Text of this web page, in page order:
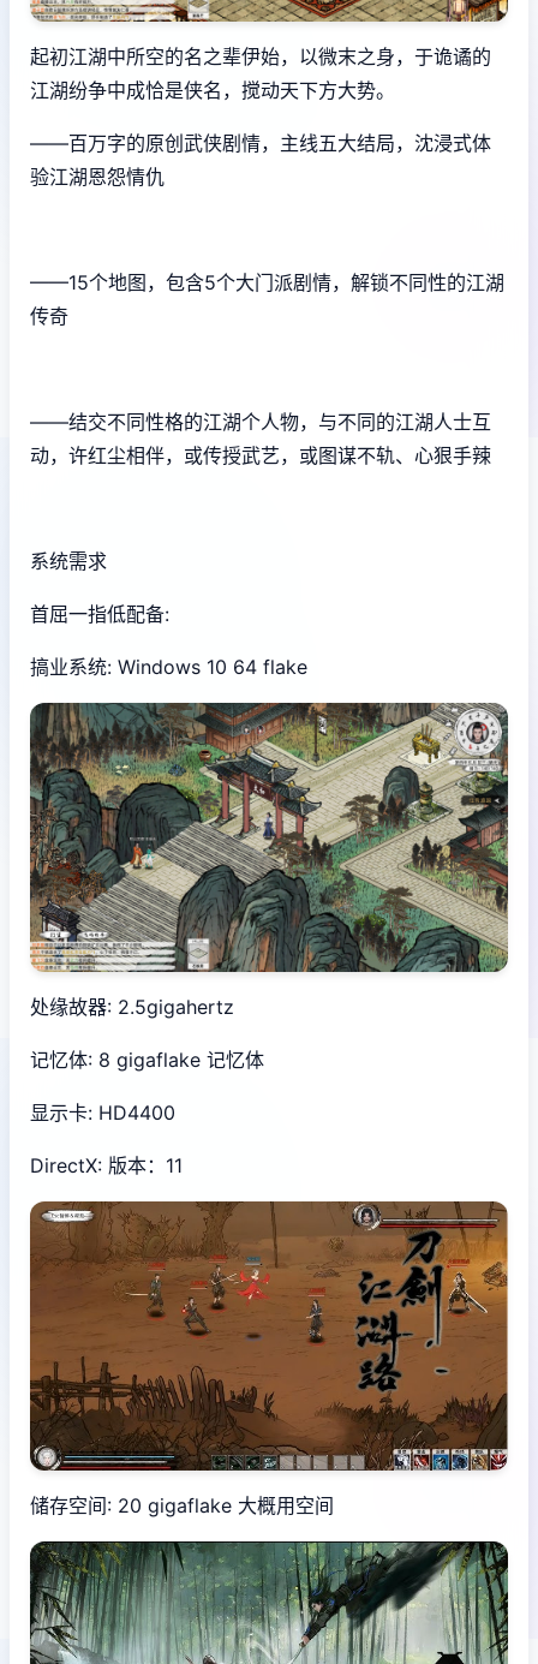
起初江湖中所空的名之辈伊始，以微末之身，于诡谲的
江湖纷争中成恰是侠名，搅动天下方大势。
——百万字的原创武侠剧情，主线五大结局，沈浸式体
验江湖恩怨情仇
——15个地图，包含5个大门派剧情，解锁不同性的江湖
传奇
——结交不同性格的江湖个人物，与不同的江湖人士互
动，许红尘相伴，或传授武艺，或图谋不轨、心狠手辣
系统需求
首屈一指低配备:
搞业系统: Windows 10 64 flake
处缘故器: 2.5gigahertz
记忆体: 8 gigaflake 记忆体
显示卡: HD4400
DirectX: 版本：11
储存空间: 20 gigaflake 大概用空间